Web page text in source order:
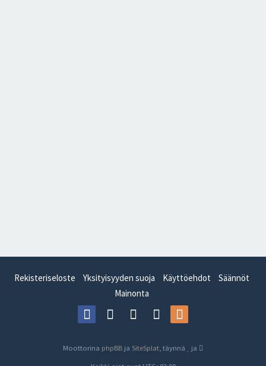
Rekisteriseloste Yksityisyyden suoja Käyttöehdot
Säännöt
Mainonta
Moottorina phpBB ja SiteSplat , täynnä
ja